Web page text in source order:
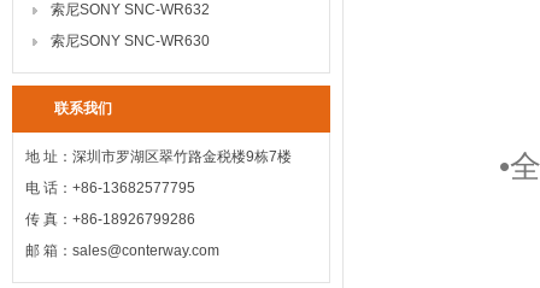
索尼SONY SNC-WR632
索尼SONY SNC-WR630
联系我们
地 址：深圳市罗湖区翠竹路金税楼9栋7楼
电 话：+86-13682577795
传 真：+86-18926799286
邮 箱：sales@conterway.com
•